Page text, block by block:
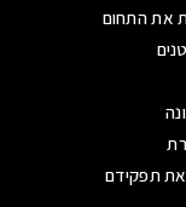
את התחום
את תפקידם